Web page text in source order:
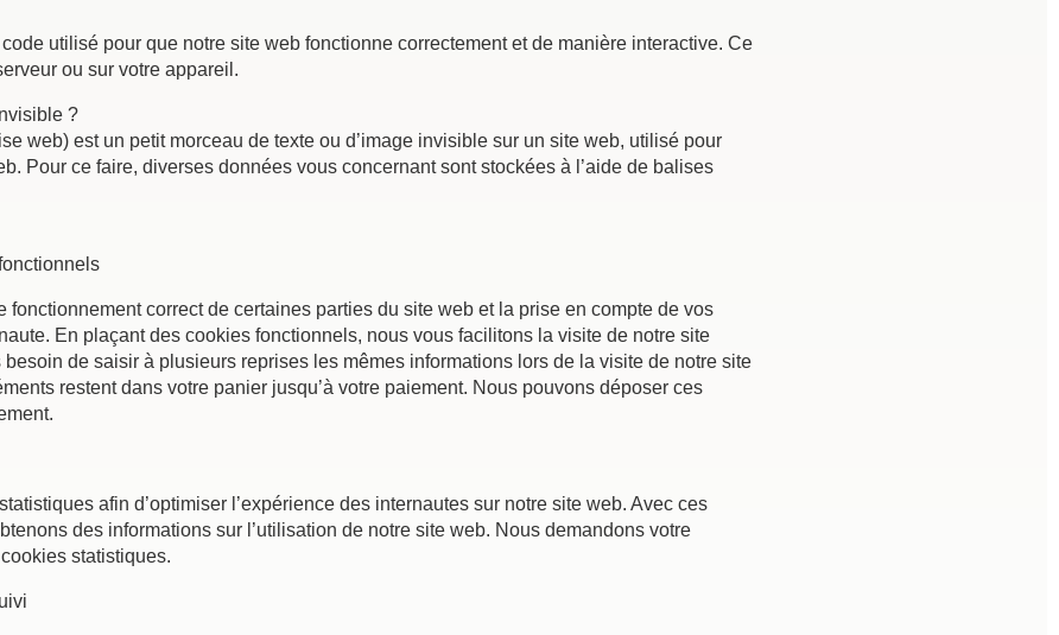
utilisé pour que notre site web fonctionne correctement et de manière interactive. Ce
ou sur votre appareil.
?
web) est un petit morceau de texte ou d’image invisible sur un site web, utilisé pour
Pour ce faire, diverses données vous concernant sont stockées à l’aide de balises
fonctionnement correct de certaines parties du site web et la prise en compte de vos
En plaçant des cookies fonctionnels, nous vous facilitons la visite de notre site
besoin de saisir à plusieurs reprises les mêmes informations lors de la visite de notre site
restent dans votre panier jusqu’à votre paiement. Nous pouvons déposer ces
afin d’optimiser l’expérience des internautes sur notre site web. Avec ces
des informations sur l’utilisation de notre site web. Nous demandons votre
statistiques.